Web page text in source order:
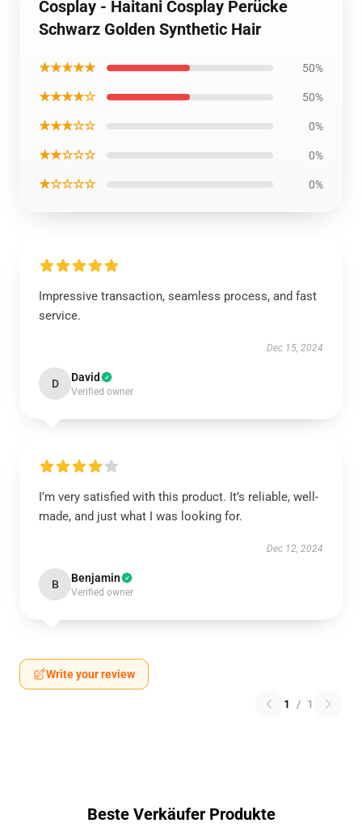
Cosplay - Haitani Cosplay Perücke
Schwarz Golden Synthetic Hair
★★★★★ 50%
★★★★☆ 50%
★★★☆☆ 0%
★★☆☆☆ 0%
★☆☆☆☆ 0%
Impressive transaction, seamless process, and fast
service.
Dec 15, 2024
D David
Verified owner
I’m very satisfied with this product. It’s reliable, well-
made, and just what I was looking for.
Dec 12, 2024
B Benjamin
Verified owner
Write your review
1 / 1
Beste Verkäufer Produkte